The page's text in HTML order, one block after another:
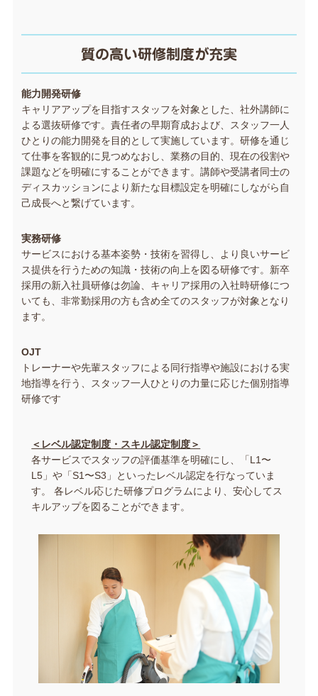
質の高い研修制度が充実
能力開発研修
キャリアアップを目指すスタッフを対象とした、社外講師に
よる選抜研修です。責任者の早期育成および、スタッフ一人
ひとりの能力開発を目的として実施しています。研修を通じ
て仕事を客観的に見つめなおし、業務の目的、現在の役割や
課題などを明確にすることができます。講師や受講者同士の
ディスカッションにより新たな目標設定を明確にしながら自
己成長へと繋げています。
実務研修
サービスにおける基本姿勢・技術を習得し、より良いサービ
ス提供を行うための知識・技術の向上を図る研修です。新卒
採用の新入社員研修は勿論、キャリア採用の入社時研修につ
いても、非常勤採用の方も含め全てのスタッフが対象となり
ます。
OJT
トレーナーや先輩スタッフによる同行指導や施設における実
地指導を行う、スタッフ一人ひとりの力量に応じた個別指導
研修です
＜レベル認定制度・スキル認定制度＞
各サービスでスタッフの評価基準を明確にし、「L1〜
L5」や「S1〜S3」といったレベル認定を行なっていま
す。 各レベル応じた研修プログラムにより、安心してス
キルアップを図ることができます。